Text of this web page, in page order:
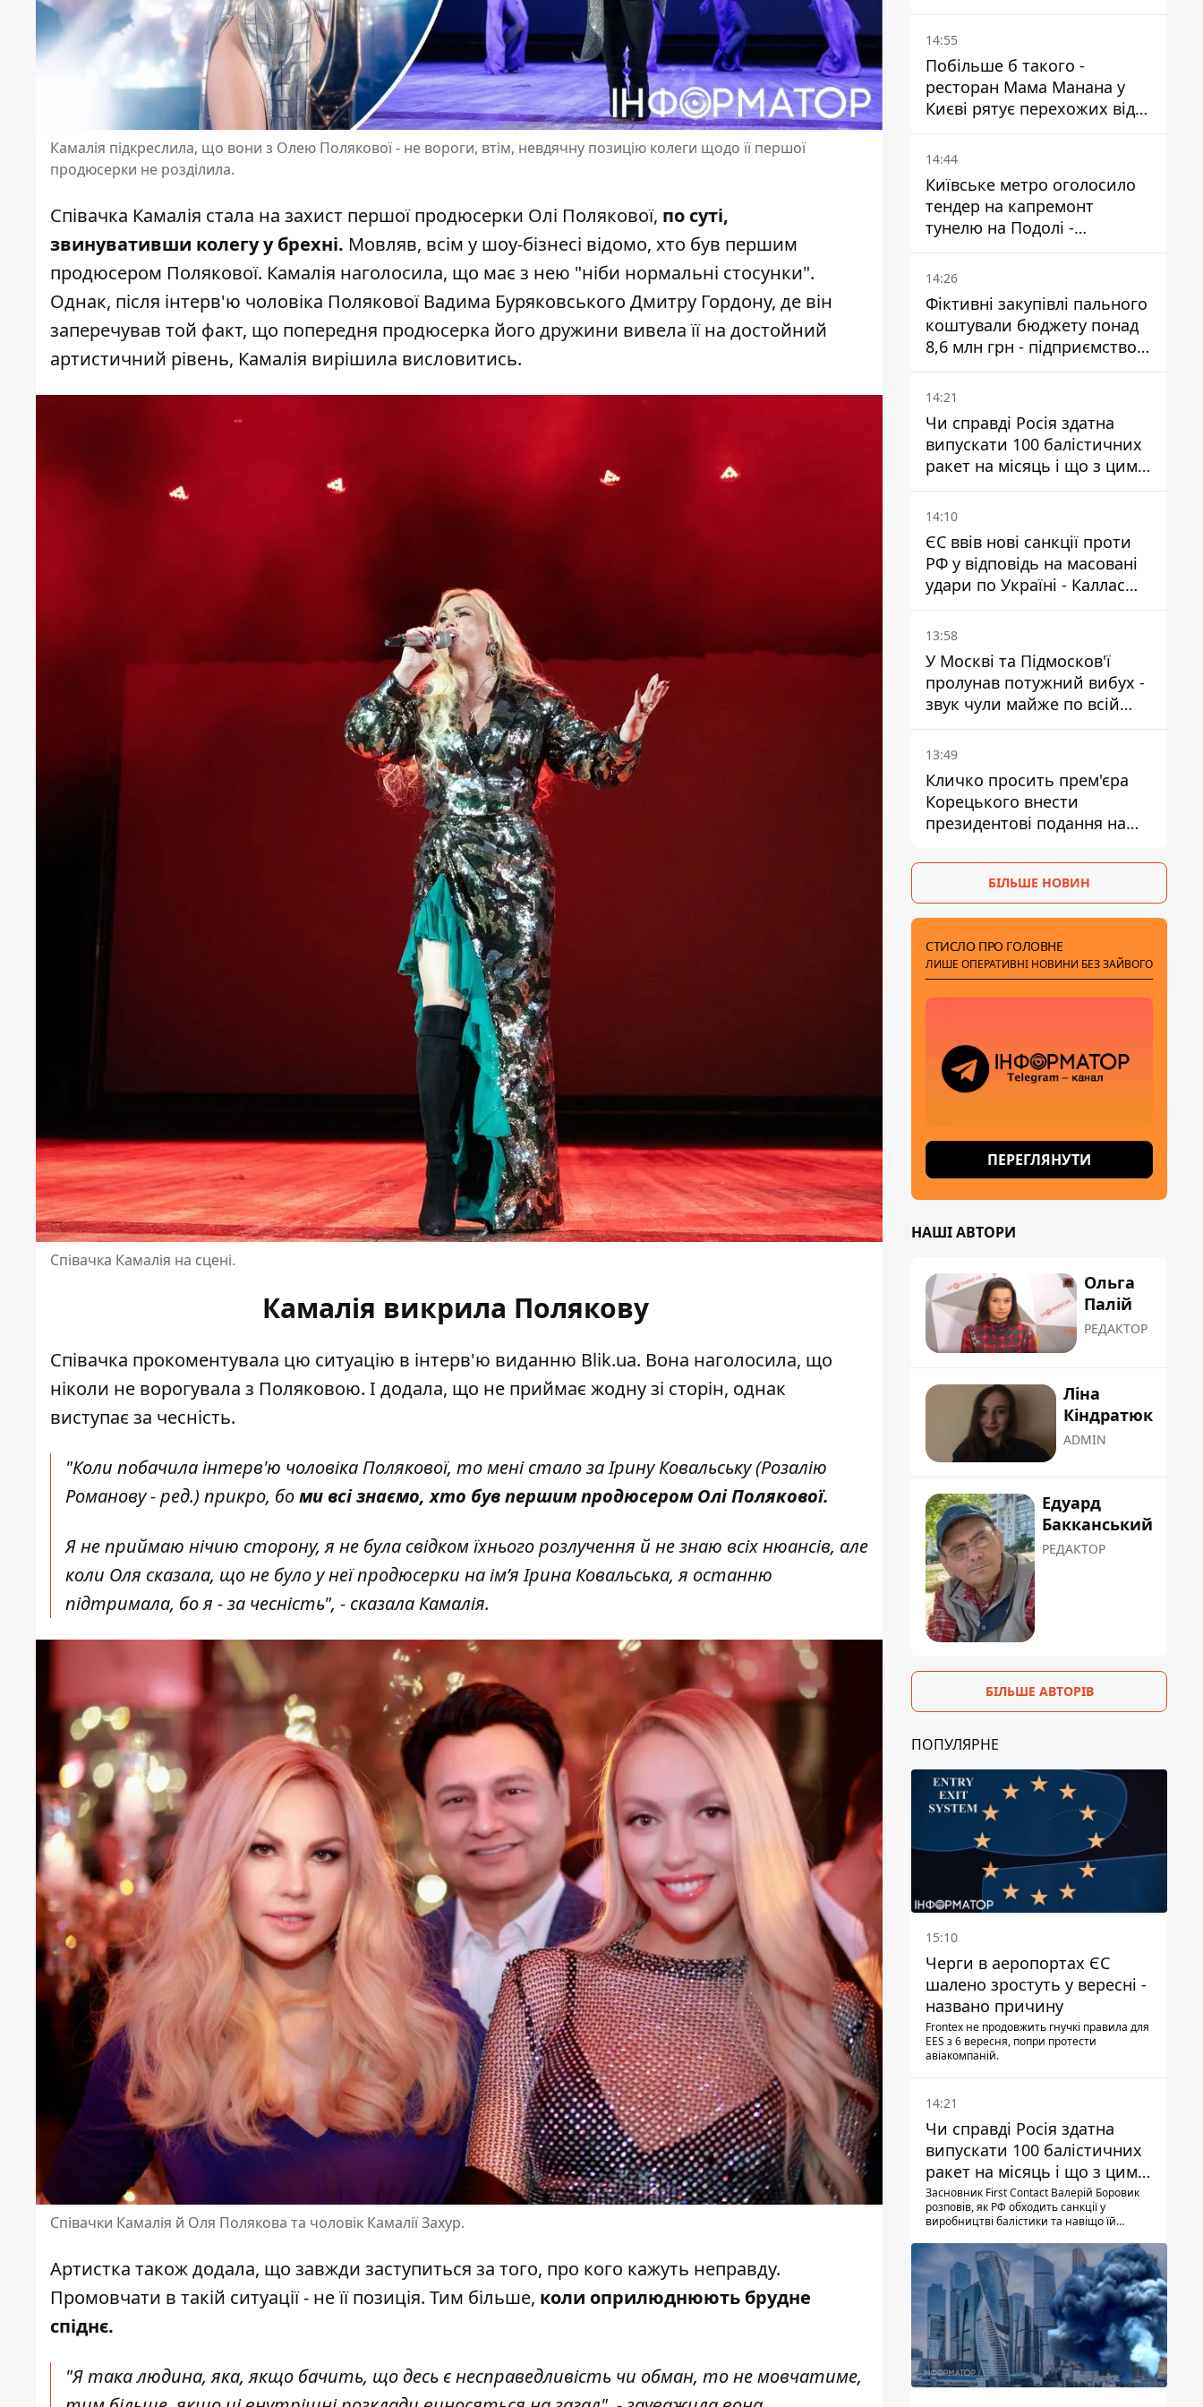
Камалія підкреслила, що вони з Олею Полякової - не вороги, втім, невдячну позицію колеги щодо її першої
продюсерки не розділила.
Співачка Камалія стала на захист першої продюсерки Олі Полякової, по суті,
звинувативши колегу у брехні. Мовляв, всім у шоу-бізнесі відомо, хто був першим
продюсером Полякової. Камалія наголосила, що має з нею "ніби нормальні стосунки".
Однак, після інтерв'ю чоловіка Полякової Вадима Буряковського Дмитру Гордону, де він
заперечував той факт, що попередня продюсерка його дружини вивела її на достойний
артистичний рівень, Камалія вирішила висловитись.
Співачка Камалія на сцені.
Камалія викрила Полякову
Співачка прокоментувала цю ситуацію в інтерв'ю виданню Blik.ua. Вона наголосила, що
ніколи не ворогувала з Поляковою. І додала, що не приймає жодну зі сторін, однак
виступає за чесність.
"Коли побачила інтерв'ю чоловіка Полякової, то мені стало за Ірину Ковальську(Розалію
Романову - ред.) прикро, боми всі знаємо, хто був першим продюсером Олі Полякової.
Я не приймаю нічию сторону, я не була свідком їхнього розлучення й не знаю всіх нюансів, але
коли Оля сказала, що не було у неї продюсерки на імʼя Ірина Ковальська, я останню
підтримала, бо я - за чесність", - сказала Камалія.
Співачки Камалія й Оля Полякова та чоловік Камалії Захур.
Артистка також додала, що завжди заступиться за того, про кого кажуть неправду.
Промовчати в такій ситуації - не її позиція. Тим більше, коли оприлюднюють брудне
спіднє.
"Я така людина, яка, якщо бачить, що десь є несправедливість чи обман, то не мовчатиме,
14:55
Побільше б такого -
ресторан Мама Манана у
Києві рятує перехожих від
спеки
14:44
Київське метро оголосило
тендер на капремонт
тунелю на Подолі -
триватиме майже два роки
14:26
Фіктивні закупівлі пального
коштували бюджету понад
8,6 млн грн - підприємство
відшкодувало збитки
14:21
Чи справді Росія здатна
випускати 100 балістичних
ракет на місяць і що з цим
робити
14:10
ЄС ввів нові санкції проти
РФ у відповідь на масовані
удари по Україні - Каллас
розкрила деталі
13:58
У Москві та Підмосков'ї
пролунав потужний вибух -
звук чули майже по всій
області
13:49
Кличко просить прем'єра
Корецького внести
президентові подання на
Троєщини Бахматова
БІЛЬШЕ НОВИН
СТИСЛО ПРО ГОЛОВНЕ
ЛИШЕ ОПЕРАТИВНІ НОВИНИ БЕЗ ЗАЙВОГО
ПЕРЕГЛЯНУТИ
НАШІ АВТОРИ
Ольга
Палій
РЕДАКТОР
Ліна
Кіндратюк
ADMIN
Едуард
Бакканський
РЕДАКТОР
БІЛЬШЕ АВТОРІВ
ПОПУЛЯРНЕ
15:10
Черги в аеропортах ЄС
шалено зростуть у вересні -
названо причину
Frontex не продовжить гнучкі правила для
EES з 6 вересня, попри протести
авіакомпаній.
14:21
Чи справді Росія здатна
випускати 100 балістичних
ракет на місяць і що з цим
робити
Засновник First Contact Валерій Боровик
розповів, як РФ обходить санкції у
виробництві балістики та навіщо їй